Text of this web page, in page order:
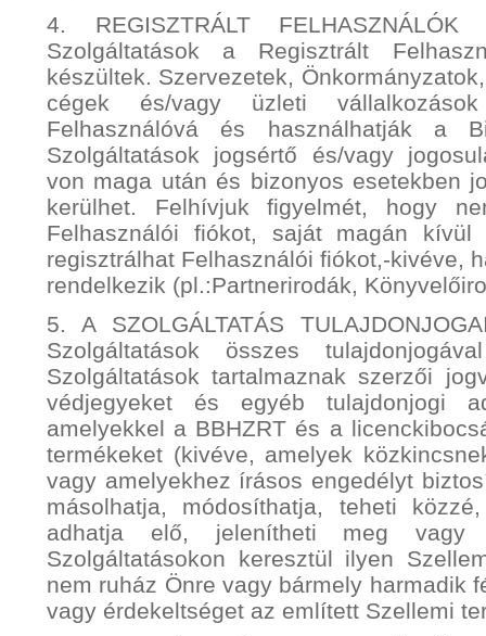
4. REGISZTRÁLT
Szolgáltatások a Regisztrált
készültek. Szervezetek,
cégek és/vagy üzleti
Felhasználóvá és használhatják a
Szolgáltatások jogsértő és/vagy
von maga után és bizonyos esetekben
kerülhet. Felhívjuk figyelmét, hogy
Felhasználói fiókot, saját magán
regisztrálhat Felhasználói fiókot,-kivéve,
rendelkezik (pl.:Partnerirodák,
5. A SZOLGÁLTATÁS
Szolgáltatások összes
Szolgáltatások tartalmaznak szerzői
védjegyeket és egyéb tulajdonjogi
amelyekkel a BBHZRT és a
termékeket (kivéve, amelyek
vagy amelyekhez írásos engedélyt
másolhatja, módosíthatja, teheti
adhatja elő, jelenítheti meg
Szolgáltatásokon keresztül ilyen
nem ruház Önre vagy bármely harmadik
vagy érdekeltséget az említett Szellemi